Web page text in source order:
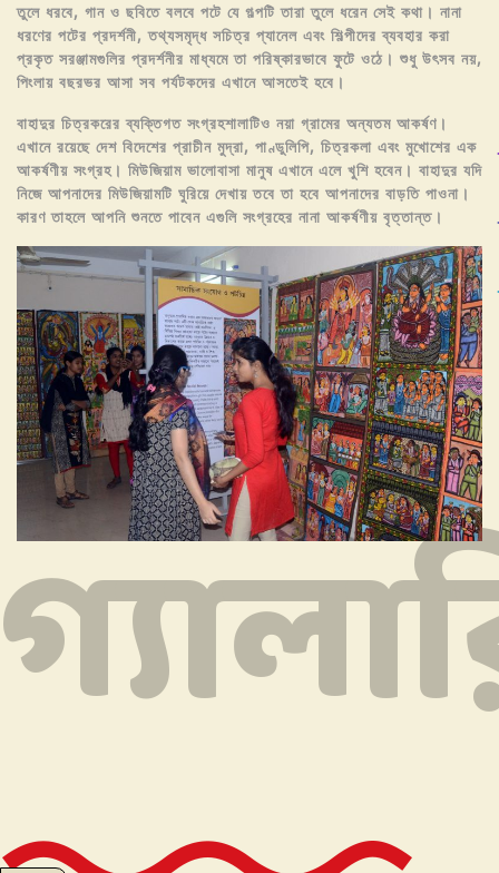
তুলে ধরবে, গান ও ছবিতে বলবে পটে যে গল্পটি তারা তুলে ধরেন সেই কথা। নানা
ধরণের পটের প্রদর্শনী, তথ্যসমৃদ্ধ সচিত্র প্যানেল এবং শিল্পীদের ব্যবহার করা
প্রকৃত সরঞ্জামগুলির প্রদর্শনীর মাধ্যমে তা পরিষ্কারভাবে ফুটে ওঠে। শুধু উৎসব নয়,
পিংলায় বছরভর আসা সব পর্যটকদের এখানে আসতেই হবে।
বাহাদুর চিত্রকরের ব্যক্তিগত সংগ্রহশালাটিও নয়া গ্রামের অন্যতম আকর্ষণ।
এখানে রয়েছে দেশ বিদেশের প্রাচীন মুদ্রা, পাণ্ডুলিপি, চিত্রকলা এবং মুখোশের এক
আকর্ষণীয় সংগ্রহ। মিউজিয়াম ভালোবাসা মানুষ এখানে এলে খুশি হবেন। বাহাদুর যদি
নিজে আপনাদের মিউজিয়ামটি ঘুরিয়ে দেখায় তবে তা হবে আপনাদের বাড়তি পাওনা।
কারণ তাহলে আপনি শুনতে পাবেন এগুলি সংগ্রহের নানা আকর্ষণীয় বৃত্তান্ত।